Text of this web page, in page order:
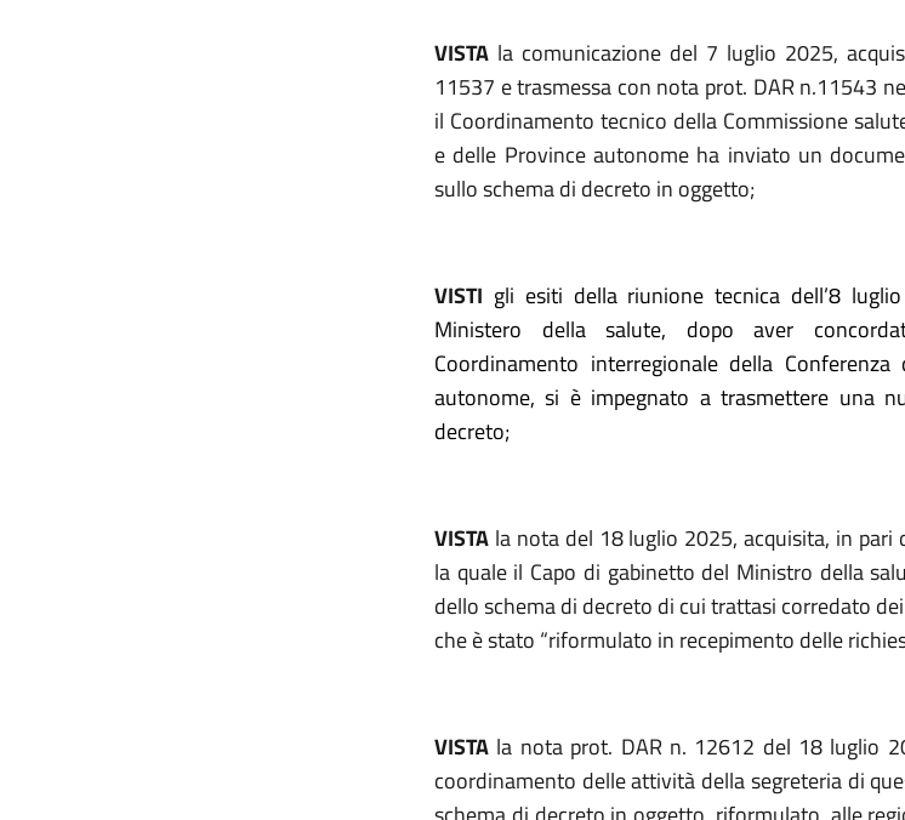
VISTA la comunicazione del 7 luglio 2025,
11537 e trasmessa con nota prot. DAR n.11543
il Coordinamento tecnico della Commissione
e delle Province autonome ha inviato un
sullo schema di decreto in oggetto;
VISTI gli esiti della riunione tecnica dell’8
Ministero della salute, dopo aver
Coordinamento interregionale della
autonome, si è impegnato a trasmettere una
decreto;
VISTA la nota del 18 luglio 2025, acquisita, in pari
la quale il Capo di gabinetto del Ministro della
dello schema di decreto di cui trattasi corredato
che è stato “riformulato in recepimento delle
VISTA la nota prot. DAR n. 12612 del 18 luglio
coordinamento delle attività della segreteria di